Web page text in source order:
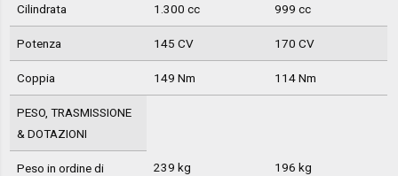
Cilindrata 1.300 cc 999 cc
Potenza 145 CV 170 CV
Coppia 149 Nm 114 Nm
PESO, TRASMISSIONE
& DOTAZIONI
Peso in ordine di
239 kg 196 kg